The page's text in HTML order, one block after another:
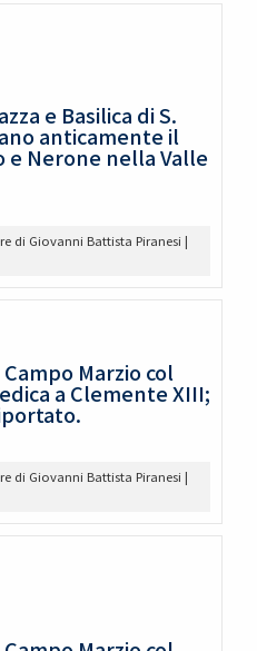
e Basilica di S.
anticamente il
e Nerone nella Valle
di Giovanni Battista Piranesi |
Marzio col
a Clemente XIII;
di Giovanni Battista Piranesi |